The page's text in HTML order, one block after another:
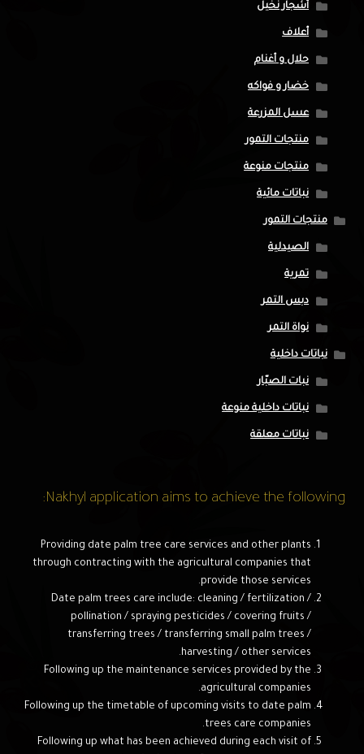
أشجار نخيل
أعلاف
حلال و أغنام
خضار و فواكه
عسل المزرعة
منتجات التمور
منتجات منوعة
نباتات مائية
منتجات التمور
الصيدلية
تمرية
دبس التمر
نواة التمر
نباتات داخلية
نبات الصبّار
نباتات داخلية منوعة
نباتات معلقة
Nakhyl application aims to achieve the following:
Providing date palm tree care services and other plants
through contracting with the agricultural companies that
provide those services.
Date palm trees care include: cleaning / fertilization /
pollination / spraying pesticides / covering fruits /
transferring trees / transferring small palm trees /
harvesting / other services.
Following up the maintenance services provided by the
agricultural companies.
Following up the timetable of upcoming visits to date palm
trees care companies.
Following up what has been achieved during each visit of